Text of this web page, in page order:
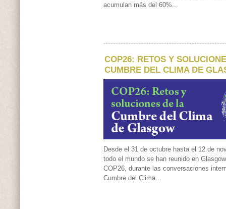
acumulan más del 60%...
COP26: RETOS Y
CUMBRE DEL CLIMA DE
Desde el 31 de octubre hasta el 12 de
todo el mundo se han reunido en
COP26, durante las conversaciones
Cumbre del Clima...